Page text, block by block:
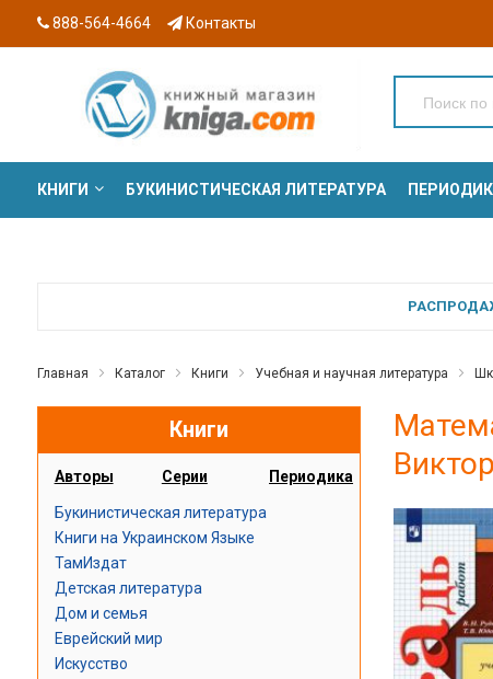
888-564-4664 Контакты
КНИГИ БУКИНИСТИЧЕСКАЯ ЛИТЕРАТУРА
Главная Каталог Книги Учебная и научная литература
Книги
Авторы Серии Периодика
Букинистическая литература
Книги на Украинском Языке
ТамИздат
Детская литература
Дом и семья
Еврейский мир
Искусство